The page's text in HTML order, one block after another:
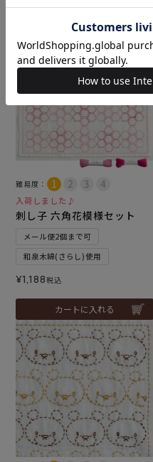
カートに入れる
難易度：
入荷しました♪
刺し子 六角花模様セット
メール便2個まで可
和泉木綿(さらし)使用
¥1,188税込
カートに入れる